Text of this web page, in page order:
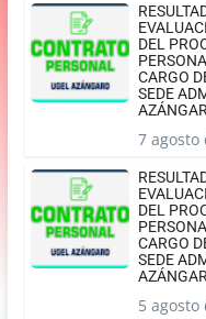
DEL
CARGO
SEDE
7 agosto
DEL
CARGO
SEDE
5 agosto